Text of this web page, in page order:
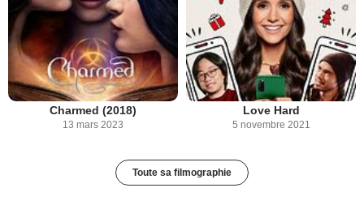
Charmed (2018)
13 mars 2023
Love Hard
5 novembre 2021
Toute sa filmographie